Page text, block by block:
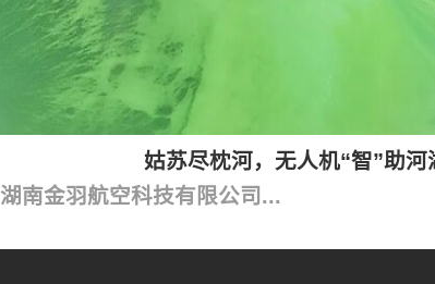
姑苏尽枕河，无人机“智”助河
湖南金羽航空科技有限公司...